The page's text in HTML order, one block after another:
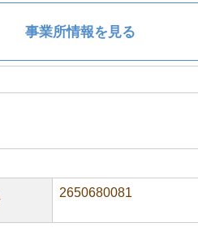
事業所情報を見る
2650680081